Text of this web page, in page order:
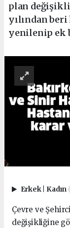
plan
yılından
yenilenip ek
Erkek Kadın
Çevre ve
değişikliğine